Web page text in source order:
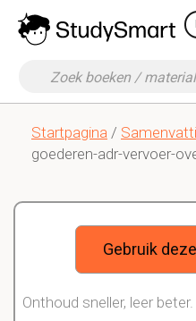
Startpagina /
goederen-adr-vervoer-
Gebruik
Onthoud sneller, leer